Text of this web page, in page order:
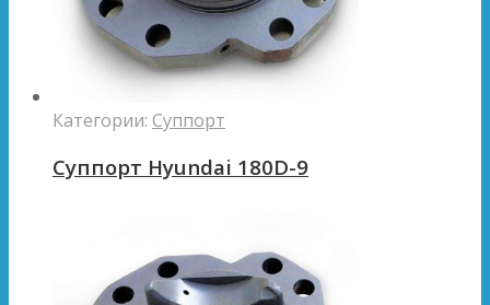
Категории: Суппорт
Суппорт Hyundai 180D-9